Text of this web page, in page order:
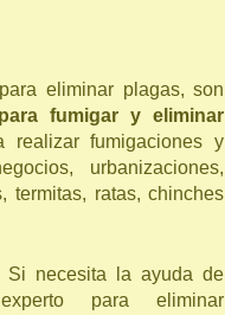
eliminar plagas, son
fumigar y eliminar
realizar fumigaciones y
urbanizaciones,
termitas, ratas, chinches
Si necesita la ayuda de
para eliminar